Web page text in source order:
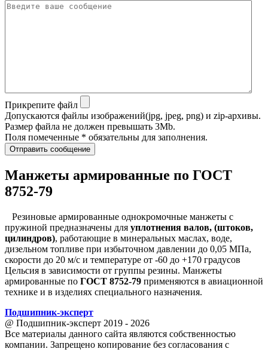
Прикрепите файл
Допускаются файлы изображений(jpg, jpeg, png) и zip-архивы.
Размер файла не должен превышать 3Mb.
Поля помеченные * обязательны для заполнения.
Отправить сообщение
Манжеты армированные по ГОСТ
8752-79
Резиновые армированные однокромочные манжеты с
пружиной предназначены для уплотнения валов, (штоков,
цилиндров), работающие в минеральных маслах, воде,
дизельном топливе при избыточном давлении до 0,05 МПа,
скорости до 20 м/с и температуре от -60 до +170 градусов
Цельсия в зависимости от группы резины. Манжеты
армированные по ГОСТ 8752-79 применяются в авиационной
технике и в изделиях специального назначения.
Подшипник-эксперт
@ Подшипник-эксперт 2019 - 2026
Все материалы данного сайта являются собственностью
компании. Запрещено копирование без согласования с